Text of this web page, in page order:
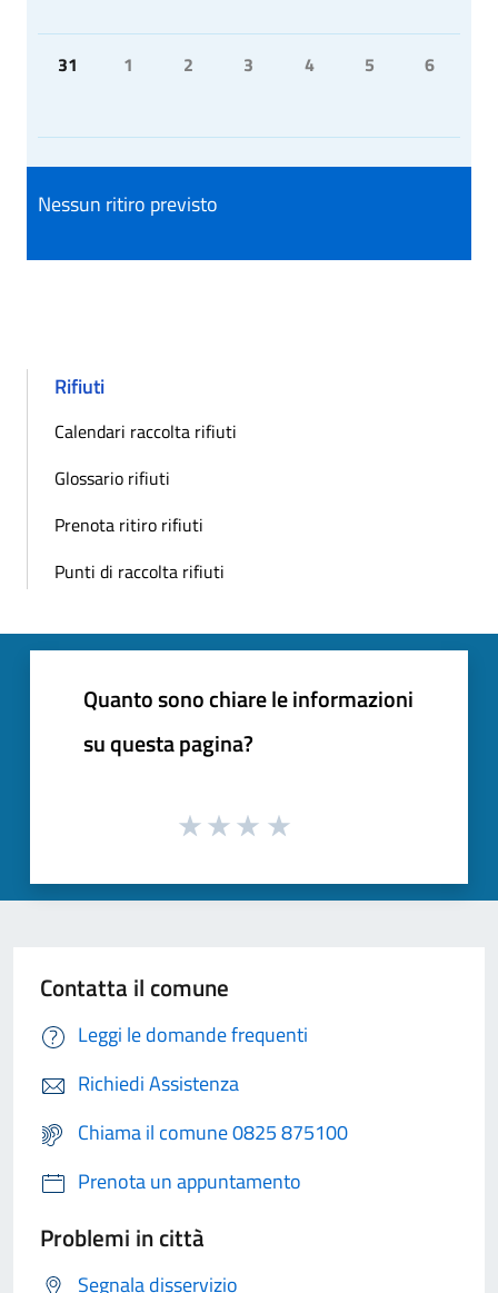
31 1 2 3 4 5 6
Nessun ritiro previsto
Rifiuti
Calendari raccolta rifiuti
Glossario rifiuti
Prenota ritiro rifiuti
Punti di raccolta rifiuti
Quanto sono chiare le informazioni
su questa pagina?
Contatta il comune
Leggi le domande frequenti
Richiedi Assistenza
Chiama il comune 0825 875100
Prenota un appuntamento
Problemi in città
Segnala disservizio